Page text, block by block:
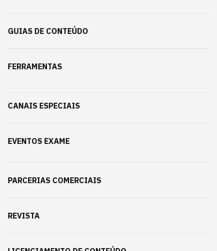
GUIAS DE CONTEÚDO
FERRAMENTAS
CANAIS ESPECIAIS
EVENTOS EXAME
PARCERIAS COMERCIAIS
REVISTA